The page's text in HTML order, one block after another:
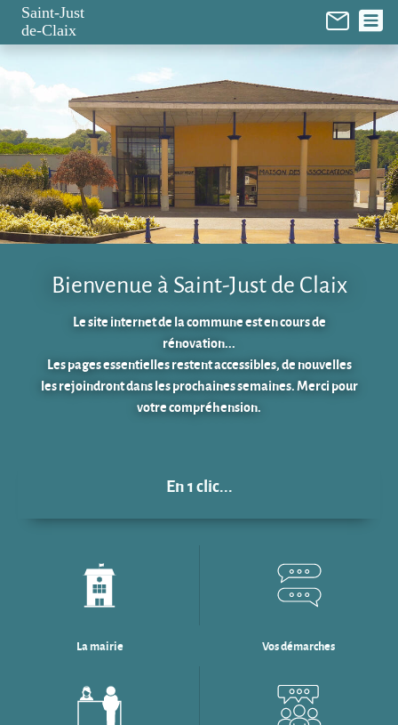
Saint-Just
de-Claix
Bienvenue à Saint-Just de Claix
Le site internet de la commune est en cours de
rénovation...
Les pages essentielles restent accessibles, de nouvelles
les rejoindront dans les prochaines semaines. Merci pour
votre compréhension.
En 1 clic...
La mairie Vos démarches
Panneau de gestion des cookies